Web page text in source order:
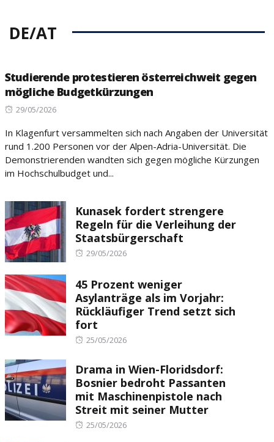
DE/AT
Studierende protestieren österreichweit gegen
mögliche Budgetkürzungen
Posted
29/05/2026
In Klagenfurt versammelten sich nach Angaben der Universität
rund 1.200 Personen vor der Alpen-Adria-Universität. Die
Demonstrierenden wandten sich gegen mögliche Kürzungen
im Hochschulbudget und...
Kunasek fordert strengere
Regeln für die Verleihung der
Staatsbürgerschaft
Posted
29/05/2026
45 Prozent weniger
Asylanträge als im Vorjahr:
Rückläufiger Trend setzt sich
fort
Posted
25/05/2026
Drama in Wien-Floridsdorf:
Bosnier bedroht Passanten
mit Maschinenpistole nach
Streit mit seiner Mutter
Posted
25/05/2026